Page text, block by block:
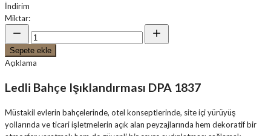
İndirim
Miktar:
Sepete ekle
Açıklama
Ledli Bahçe Işıklandırması DPA 1837
Müstakil evlerin bahçelerinde, otel konseptlerinde, site içi yürüyüş
yollarında ve ticari işletmelerin açık alan peyzajlarında hem dekoratif bir